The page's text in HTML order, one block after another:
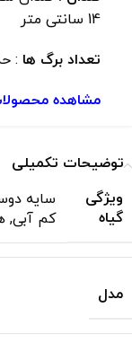
14 سانتی متر
تعداد برگ ها :
مشاهده
توضیحات تکمیلی
ویژگی
گیاه
سایه
کم آبی,
مدل